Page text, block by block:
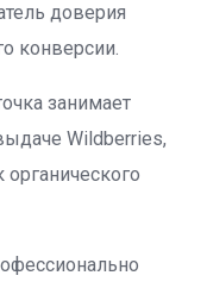
доверия
конверсии.
занимает
Wildberries,